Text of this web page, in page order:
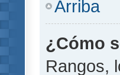
Arriba
¿Cómo
Rangos,